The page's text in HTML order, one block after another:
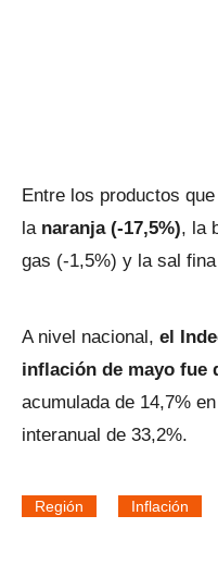
Entre los productos que
la naranja (-17,5%), la
gas (-1,5%) y la sal
A nivel nacional, el
inflación de mayo fue
acumulada de 14,7%
interanual de 33,2%.
Región Inflación